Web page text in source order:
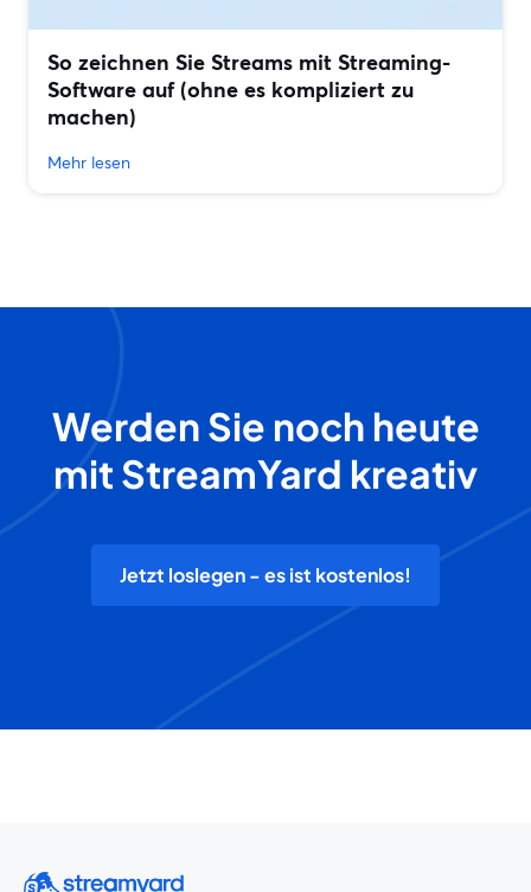
So zeichnen Sie Streams mit Streaming-
Software auf (ohne es kompliziert zu
machen)
Mehr lesen
Werden Sie noch heute
mit StreamYard kreativ
Jetzt loslegen - es ist kostenlos!